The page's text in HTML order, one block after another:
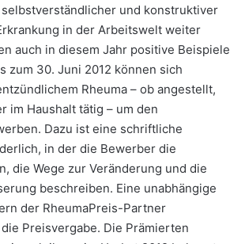
und konstruktiver
in der Arbeitswelt weiter
auch in diesem Jahr positive Beispiele
zum 30. Juni 2012 können sich
Rheuma – ob angestellt,
im Haushalt tätig – um den
Dazu ist eine schriftliche
in der die Bewerber die
die Wege zur Veränderung und die
beschreiben. Eine unabhängige
der RheumaPreis-Partner
Preisvergabe. Die Prämierten